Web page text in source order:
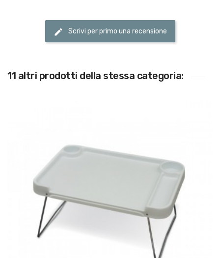
Scrivi per primo una recensione
11 altri prodotti della stessa categoria: